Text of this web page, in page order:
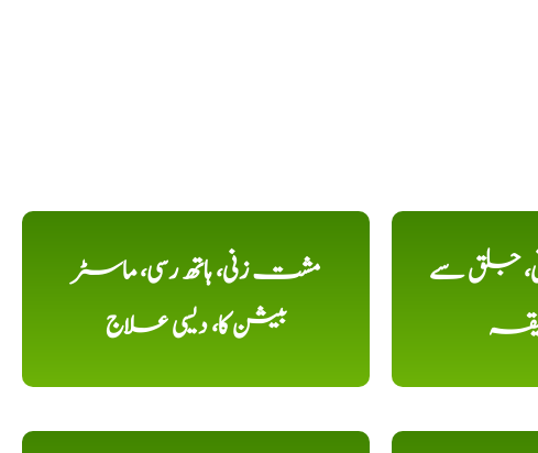
مشت زنی، ہاتھ رسی، ماسٹر
بیشن کا، دیسی علاج
جلق سے